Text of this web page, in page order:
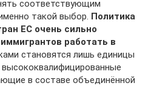
соответствующим
такой выбор. Политика
ЕС очень сильно
работать в
становятся лишь единицы
в составе объединённой